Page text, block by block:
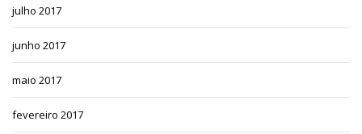
julho 2017
junho 2017
maio 2017
fevereiro 2017